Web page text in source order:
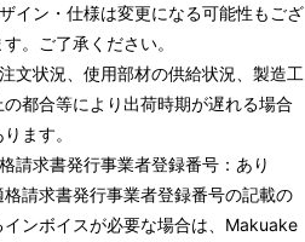
イン・仕様は変更になる可能性もござ
す。ご了承ください。
文状況、使用部材の供給状況、製造工
の都合等により出荷時期が遅れる場合
ます。
請求書発行事業者登録番号：あり
格請求書発行事業者登録番号の記載の
インボイスが必要な場合は、Makuake